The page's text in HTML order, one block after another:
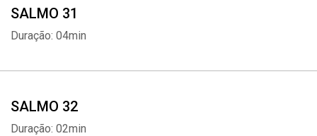
SALMO 31
Duração: 04min
SALMO 32
Duração: 02min